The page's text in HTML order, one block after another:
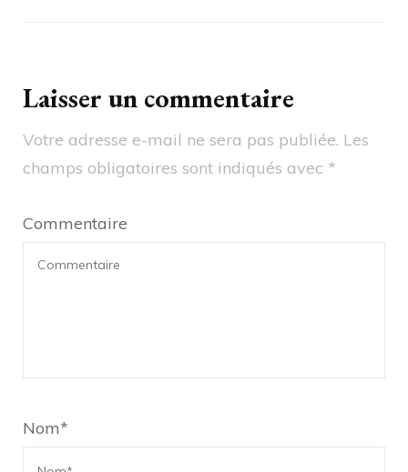
Laisser un commentaire
Votre adresse e-mail ne sera pas publiée. Les
champs obligatoires sont indiqués avec *
Commentaire
Nom*